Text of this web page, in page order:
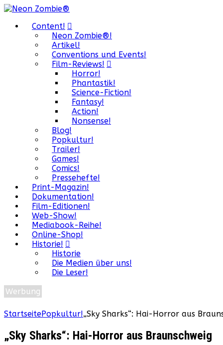
Content!
Neon Zombie®!
Artikel!
Conventions und Events!
Film-Reviews!
Horror!
Phantastik!
Science-Fiction!
Fantasy!
Action!
Nonsense!
Blog!
Popkultur!
Trailer!
Games!
Comics!
Pressehefte!
Print-Magazin!
Dokumentation!
Film-Editionen!
Web-Show!
Mediabook-Reihe!
Online-Shop!
Historie!
Historie
Die Medien über uns!
Die Leser!
Werbung
StartseitePopkultur!„Sky Sharks“: Hai-Horror aus
„Sky Sharks“: Hai-Horror aus Braunschweig